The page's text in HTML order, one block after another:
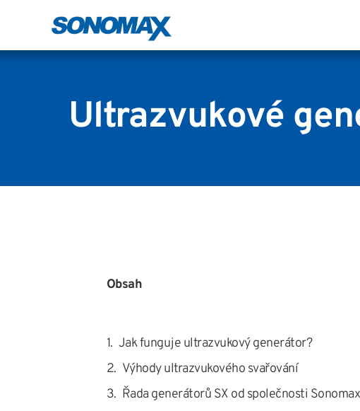
Ultrazvukové
Obsah
Jak funguje ultrazvukový generátor?
Výhody ultrazvukového svařování
Řada generátorů SX od společnosti Sonomax